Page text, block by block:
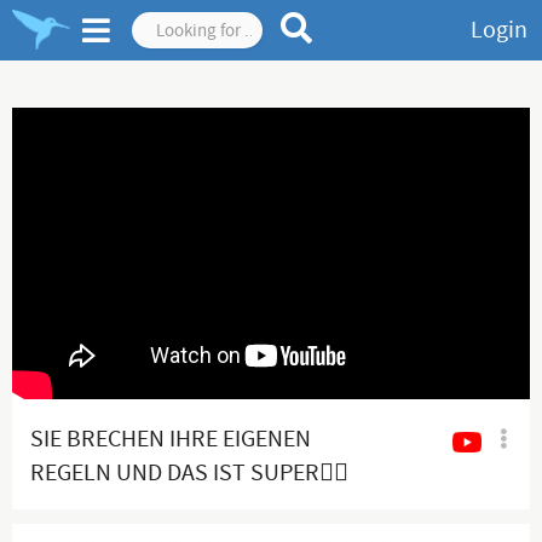
Login
SIE BRECHEN IHRE EIGENEN
REGELN UND DAS IST SUPER👍🏻